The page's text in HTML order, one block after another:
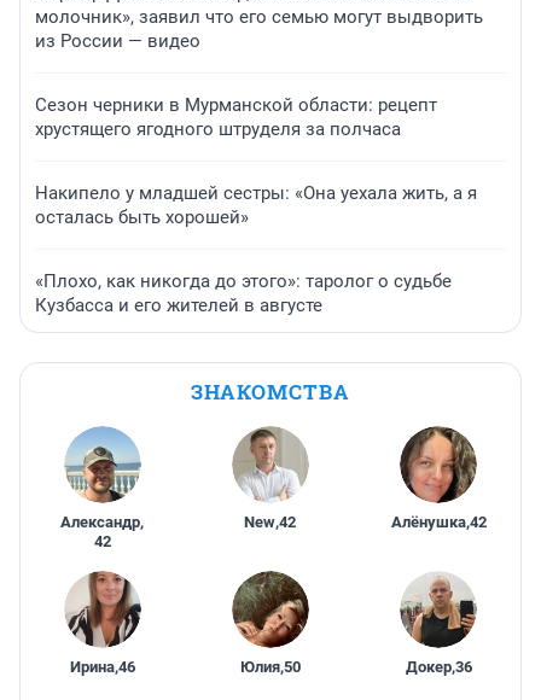
молочник», заявил что его семью могут выдворить
из России — видео
Сезон черники в Мурманской области: рецепт
хрустящего ягодного штруделя за полчаса
Накипело у младшей сестры: «Она уехала жить, а я
осталась быть хорошей»
«Плохо, как никогда до этого»: таролог о судьбе
Кузбасса и его жителей в августе
ЗНАКОМСТВА
Александр,
42
New,42 Алёнушка,42
Ирина,46 Юлия,50 Докер,36